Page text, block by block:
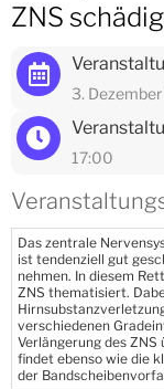
ZNS
3.
17:00
Das zentrale
ist tendenziell gut
nehmen. In diesem
ZNS thematisiert.
verschiedenen
Verlängerung des
findet ebenso wie die
der